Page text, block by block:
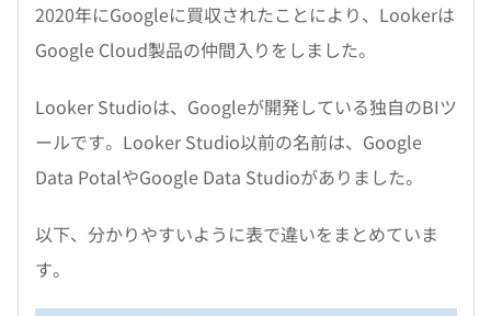
2020年にGoogleに買収されたことにより、Lookerは
Google Cloud製品の仲間入りをしました。
Looker Studioは、Googleが開発している独自のBIツ
ールです。Looker Studio以前の名前は、Google
Data PotalやGoogle Data Studioがありました。
以下、分かりやすいように表で違いをまとめていま
す。